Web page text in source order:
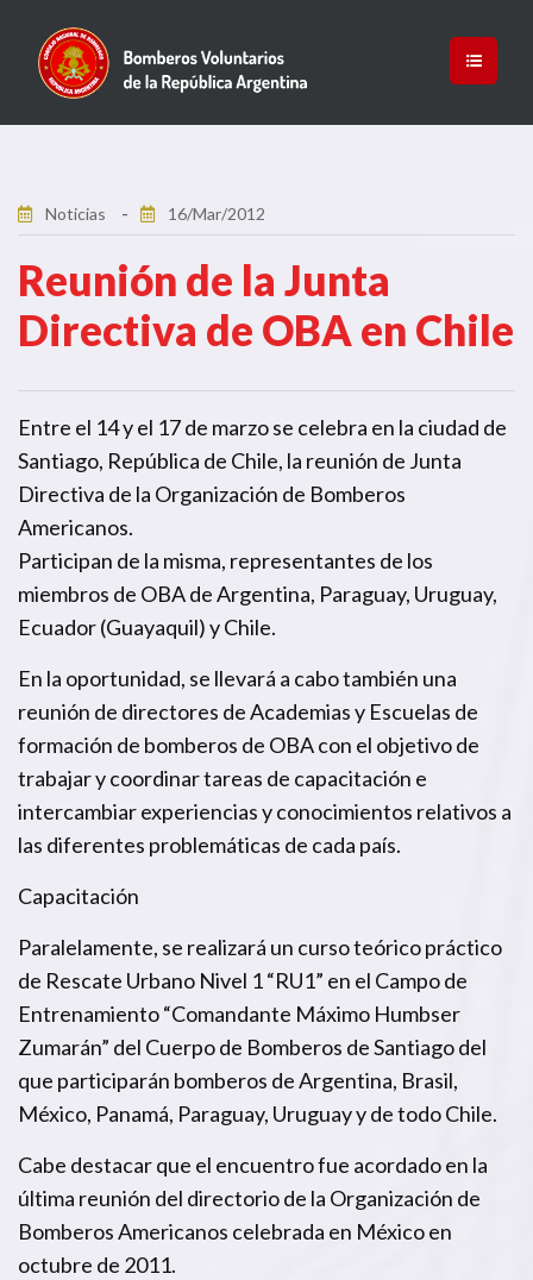
Noticias 16/Mar/2012
Reunión de la Junta
Directiva de OBA en Chile
Entre el 14 y el 17 de marzo se celebra en la ciudad de
Santiago, República de Chile, la reunión de Junta
Directiva de la Organización de Bomberos
Americanos.
Participan de la misma, representantes de los
miembros de OBA de Argentina, Paraguay, Uruguay,
Ecuador (Guayaquil) y Chile.
En la oportunidad, se llevará a cabo también una
reunión de directores de Academias y Escuelas de
formación de bomberos de OBA con el objetivo de
trabajar y coordinar tareas de capacitación e
intercambiar experiencias y conocimientos relativos a
las diferentes problemáticas de cada país.
Capacitación
Paralelamente, se realizará un curso teórico práctico
de Rescate Urbano Nivel 1 “RU1” en el Campo de
Entrenamiento “Comandante Máximo Humbser
Zumarán” del Cuerpo de Bomberos de Santiago del
que participarán bomberos de Argentina, Brasil,
México, Panamá, Paraguay, Uruguay y de todo Chile.
Cabe destacar que el encuentro fue acordado en la
última reunión del directorio de la Organización de
Bomberos Americanos celebrada en México en
octubre de 2011.